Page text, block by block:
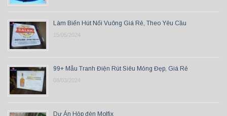
Làm Biển Hút Nổi Vuông Giá Rẻ, Theo Yêu Cầu
15/05/2024
99+ Mẫu Tranh Điện Rút Siêu Mỏng Đẹp, Giá Rẻ
08/03/2024
Dự Án Hộp đèn Molfix